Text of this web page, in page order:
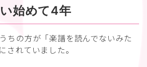
始めて4年
ちの方が「楽譜を読んでないみた
されていました。